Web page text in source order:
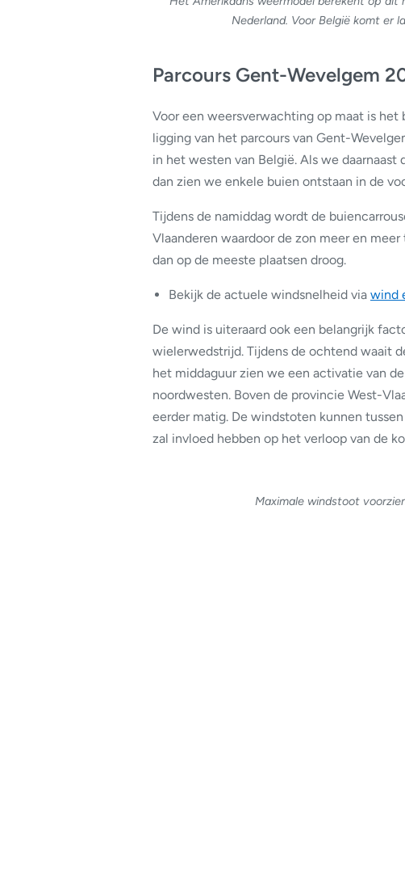
Nederland. Voor België komt er
Parcours Gent-Wevelgem
Voor een weersverwachting op maat is
ligging van het parcours van Gent-
in het westen van België. Als we
dan zien we enkele buien ontstaan in de
Tijdens de namiddag wordt de
Vlaanderen waardoor de zon meer en
dan op de meeste plaatsen droog.
Bekijk de actuele windsnelheid via wind
De wind is uiteraard ook een belangrijk
wielerwedstrijd. Tijdens de ochtend waait
het middaguur zien we een activatie van
noordwesten. Boven de provincie West-
eerder matig. De windstoten kunnen
zal invloed hebben op het verloop van de
Maximale windstoot